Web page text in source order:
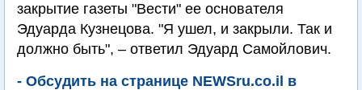
закрытие газеты "Вести" ее основателя
Эдуарда Кузнецова. "Я ушел, и закрыли. Так и
должно быть", – ответил Эдуард Самойлович.
- Обсудить на странице NEWSru.co.il в